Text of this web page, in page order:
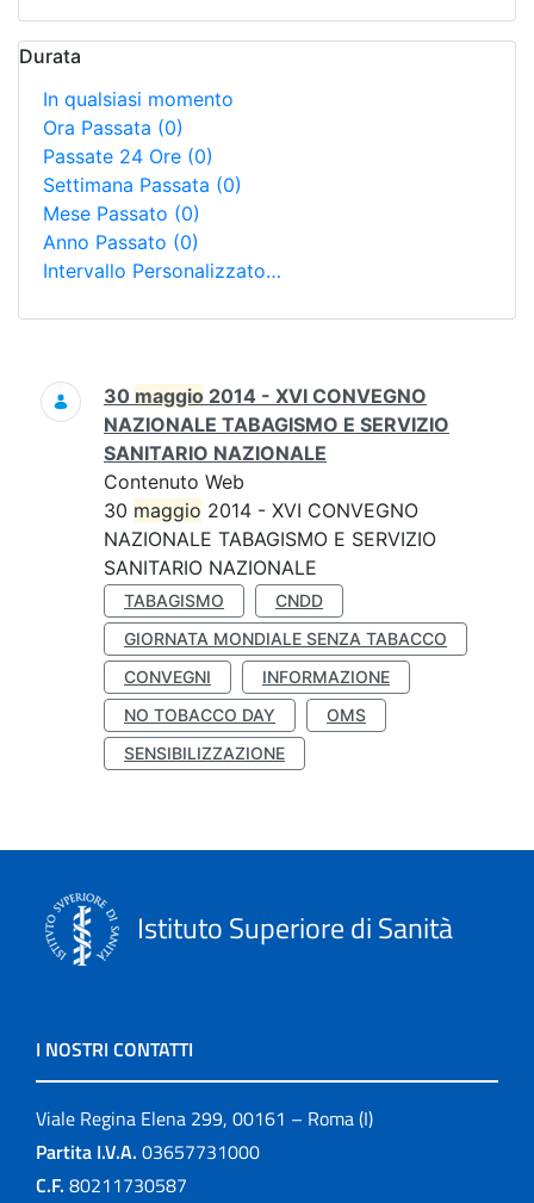
Durata
In qualsiasi momento
Ora Passata (0)
Passate 24 Ore (0)
Settimana Passata (0)
Mese Passato (0)
Anno Passato (0)
Intervallo Personalizzato…
Ricerca
30 maggio 2014 - XVI CONVEGNO
NAZIONALE TABAGISMO E SERVIZIO
SANITARIO NAZIONALE
Contenuto Web
30 maggio 2014 - XVI CONVEGNO
NAZIONALE TABAGISMO E SERVIZIO
SANITARIO NAZIONALE
TABAGISMO
CNDD
GIORNATA MONDIALE SENZA TABACCO
CONVEGNI
INFORMAZIONE
NO TOBACCO DAY
OMS
SENSIBILIZZAZIONE
Istituto Superiore di Sanità
I NOSTRI CONTATTI
Viale Regina Elena 299, 00161 – Roma (I)
Partita I.V.A. 03657731000
C.F. 80211730587